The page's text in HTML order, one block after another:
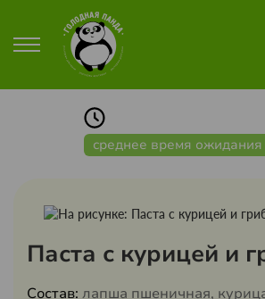
среднее время ожидания
Паста с курицей и
Состав: лапша пшеничная,